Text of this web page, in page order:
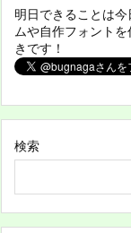
明日できることは
ムや自作フォント
きです！
検索